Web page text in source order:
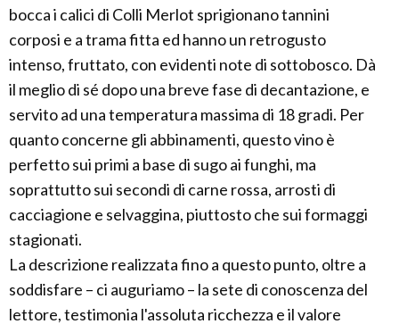
bocca i calici di Colli Merlot sprigionano tannini
corposi e a trama fitta ed hanno un retrogusto
intenso, fruttato, con evidenti note di sottobosco. Dà
il meglio di sé dopo una breve fase di decantazione, e
servito ad una temperatura massima di 18 gradi. Per
quanto concerne gli abbinamenti, questo vino è
perfetto sui primi a base di sugo ai funghi, ma
soprattutto sui secondi di carne rossa, arrosti di
cacciagione e selvaggina, piuttosto che sui formaggi
stagionati.
La descrizione realizzata fino a questo punto, oltre a
soddisfare – ci auguriamo – la sete di conoscenza del
lettore, testimonia l'assoluta ricchezza e il valore